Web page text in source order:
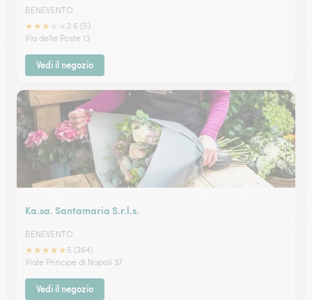
BENEVENTO
★★★
2.6 (5)
Via delle Poste 13
Vedi il negozio
Ka.sa. Santamaria S.r.l.s.
BENEVENTO
★★★★★ 5 (264)
Viale Principe di Napoli 37
Vedi il negozio